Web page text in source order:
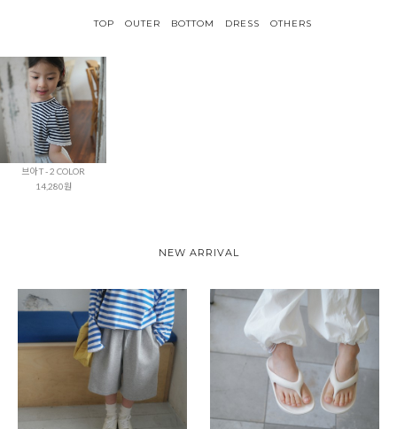
TOP OUTER BOTTOM DRESS OTHERS
브아 T - 2 COLOR
14,280원
NEW ARRIVAL